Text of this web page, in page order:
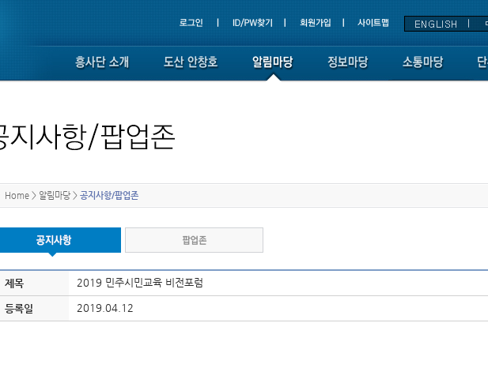
Home > 알림마당 > 공지사항/팝업존
제목 2019 민주시민교육 비전포럼
등록일 2019.04.12